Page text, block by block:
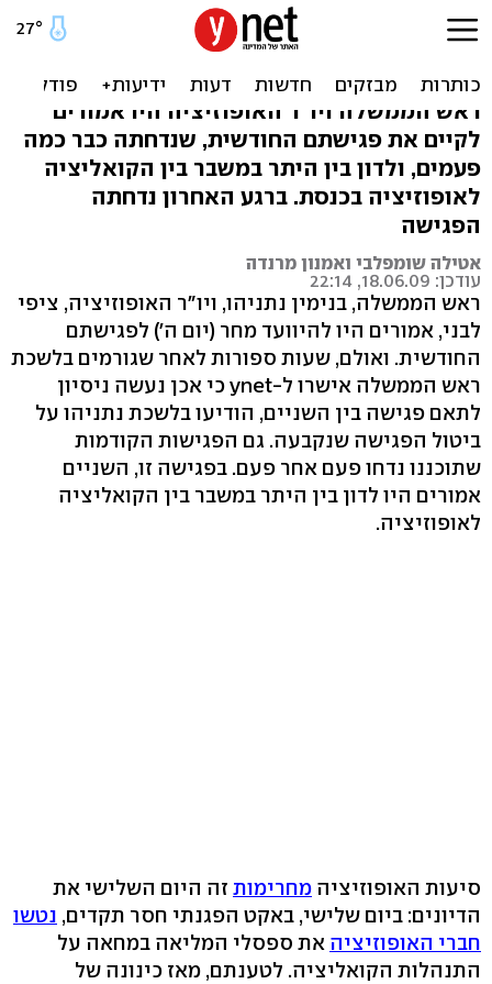
המשבר בכנסת: שוב נדחתה
פגישת נתניהו-לבני
ראש הממשלה ויו"ר האופוזיציה היו אמורים
לקיים את פגישתם החודשית, שנדחתה כבר כמה
פעמים, ולדון בין היתר במשבר בין הקואליציה
לאופוזיציה בכנסת. ברגע האחרון נדחתה
הפגישה
אטילה שומפלבי ואמנון מרנדה
עודכן: 18.06.09, 22:14
ראש הממשלה, בנימין נתניהו, ויו"ר האופוזיציה, ציפי
לבני, אמורים היו להיוועד מחר (יום ה') לפגישתם
החודשית. ואולם, שעות ספורות לאחר שגורמים בלשכת
ראש הממשלה אישרו ל-ynet כי אכן נעשה ניסיון
לתאם פגישה בין השניים, הודיעו בלשכת נתניהו על
ביטול הפגישה שנקבעה. גם הפגישות הקודמות
שתוכננו נדחו פעם אחר פעם. בפגישה זו, השניים
אמורים היו לדון בין היתר במשבר בין הקואליציה
לאופוזיציה.
סיעות האופוזיציה מחרימות זה היום השלישי את
הדיונים: ביום שלישי, באקט הפגנתי חסר תקדים, נטשו
חברי האופוזיציה את ספסלי המליאה במחאה על
התנהלות הקואליציה. לטענתם, מאז כינונה של